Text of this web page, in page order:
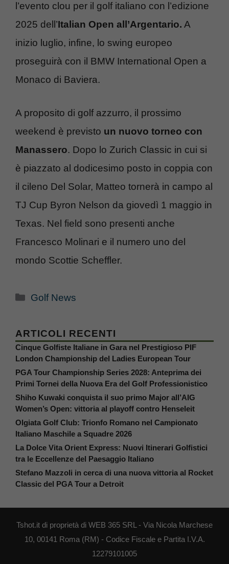
l’evento clou per il golf italiano con l’edizione
2025 dell’Italian Open all’Argentario. A
inizio luglio, infine, lo swing europeo
proseguirà con il BMW International Open a
Monaco di Baviera.
A proposito di golf azzurro, il prossimo
weekend è previsto un nuovo torneo con
Manassero. Dopo lo Zurich Classic in cui si
è piazzato al dodicesimo posto in coppia con
il cileno Del Solar, Matteo tornerà in campo al
TJ Cup Byron Nelson da giovedì 1 maggio in
Texas. Nel field sono presenti anche
Francesco Molinari e il numero uno del
mondo Scottie Scheffler.
Categorie
Golf News
ARTICOLI RECENTI
Cinque Golfiste Italiane in Gara nel Prestigioso PIF
London Championship del Ladies European Tour
PGA Tour Championship Series 2028: Anteprima dei
Primi Tornei della Nuova Era del Golf Professionistico
Shiho Kuwaki conquista il suo primo Major all’AIG
Women’s Open: vittoria al playoff contro Henseleit
Olgiata Golf Club: Trionfo Romano nel Campionato
Italiano Maschile a Squadre 2026
La Dolce Vita Orient Express: Nuovi Itinerari Golfistici
tra le Eccellenze del Paesaggio Italiano
Stefano Mazzoli in cerca di una nuova vittoria al Rocket
Classic del PGA Tour a Detroit
Tshot.it di proprietà di WEB 365 SRL - Via Nicola Marchese
10, 00141 Roma (RM) - Codice Fiscale e Partita I.V.A.
12279101005